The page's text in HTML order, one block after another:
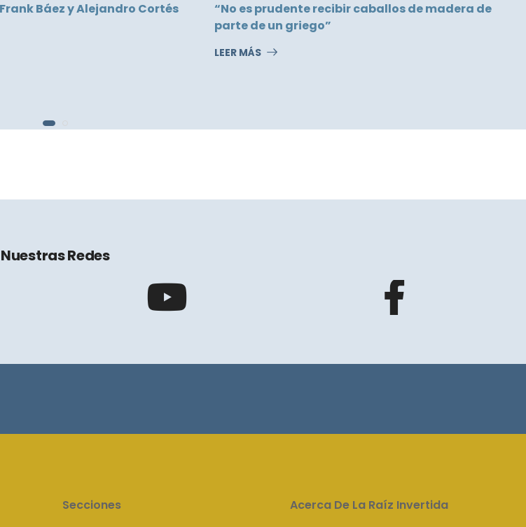
Báez y Alejandro Cortés
“No es prudente recibir caballos de madera de
parte de un griego”
LEER MÁS
Nuestras Redes
Secciones Acerca De La Raíz Invertida